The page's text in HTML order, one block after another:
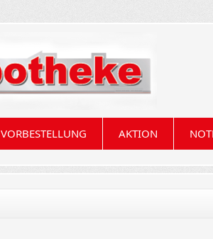
VORBESTELLUNG AKTION